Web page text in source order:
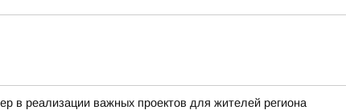
в реализации важных проектов для жителей региона